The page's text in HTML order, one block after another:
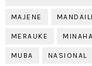
MAJENE
MERAUKE
MUBA NASIONAL